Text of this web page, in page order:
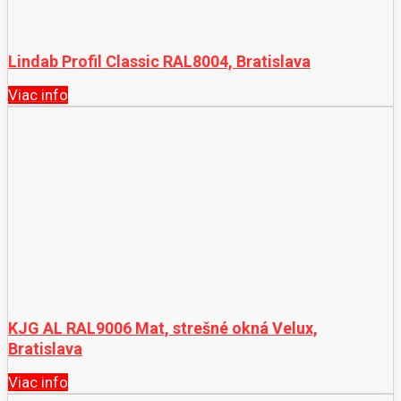
Lindab Profil Classic RAL8004, Bratislava
Viac info
KJG AL RAL9006 Mat, strešné okná Velux,
Bratislava
Viac info